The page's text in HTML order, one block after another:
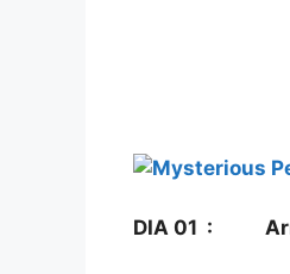
DIA 01 :